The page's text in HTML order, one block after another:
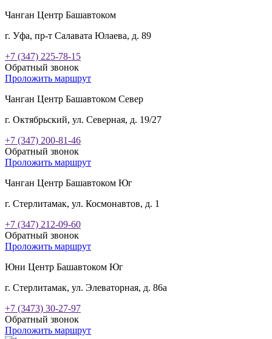
Чанган Центр Башавтоком
г. Уфа, пр-т Салавата Юлаева, д. 89
+7 (347) 225-78-15
Обратный звонок
Проложить маршрут
Чанган Центр Башавтоком Север
г. Октябрьский, ул. Северная, д. 19/27
+7 (347) 200-81-46
Обратный звонок
Проложить маршрут
Чанган Центр Башавтоком Юг
г. Стерлитамак, ул. Космонавтов, д. 1
+7 (347) 212-09-60
Обратный звонок
Проложить маршрут
Юни Центр Башавтоком Юг
г. Стерлитамак, ул. Элеваторная, д. 86а
+7 (3473) 30-27-97
Обратный звонок
Проложить маршрут